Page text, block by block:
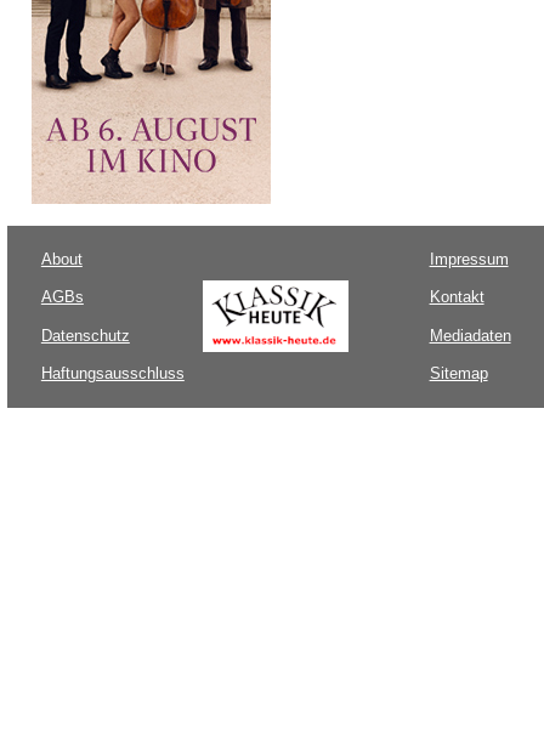
About
AGBs
Datenschutz
Haftungsausschluss
Impressum
Kontakt
Mediadaten
Sitemap